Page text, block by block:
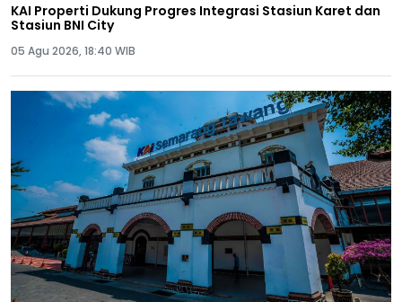
KAI Properti Dukung Progres Integrasi Stasiun Karet dan
Stasiun BNI City
05 Agu 2026, 18:40 WIB